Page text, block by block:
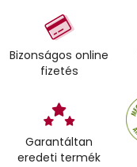
Bizonságos online
fizetés
Garantáltan
eredeti termék